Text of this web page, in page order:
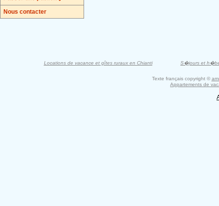
Nous contacter
Locations de vacance et gîtes ruraux en Chianti S�jours et
Texte français copyright ©
Appartements de